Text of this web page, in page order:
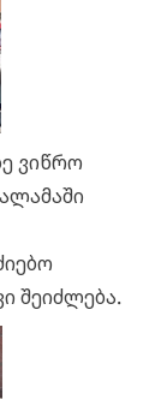
ვიწრო
შეიძლება.